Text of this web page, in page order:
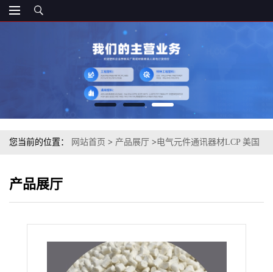
您当前的位置： 网站首页 > 产品展厅 >电气元件通讯器材LCP 美国
产品展厅